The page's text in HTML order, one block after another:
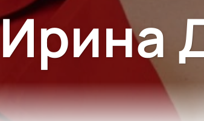
Ирина